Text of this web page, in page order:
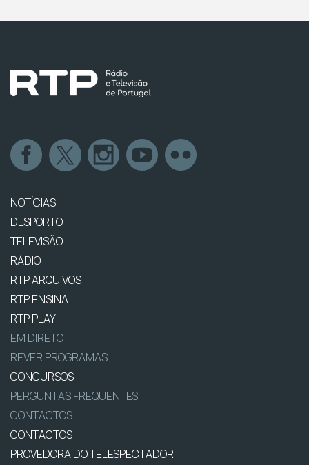
NOTÍCIAS
DESPORTO
TELEVISÃO
RÁDIO
RTP ARQUIVOS
RTP ENSINA
RTP PLAY
EM DIRETO
REVER PROGRAMAS
CONCURSOS
PERGUNTAS FREQUENTES
CONTACTOS
CONTACTOS
PROVEDORA DO TELESPECTADOR